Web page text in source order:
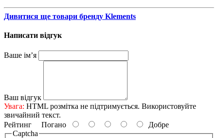
Дивитися ще товари бренду Klements
Написати відгук
Ваше ім’я
Ваш відгук
Увага: HTML розмітка не підтримується. Використовуйте
звичайний текст.
Рейтинг Погано
Добре
Captcha